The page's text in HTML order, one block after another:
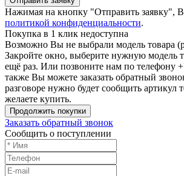
Нажимая на кнопку "Отправить заявку",
политикой конфиденциальности.
Покупка в 1 клик недоступна
Возможно Вы не выбрали модель товара
Закройте окно, выберите нужную модель
ещё раз. Или позвоните нам по телефону
также Вы можете заказать обратный
разговоре нужно будет сообщить артикул
желаете купить.
Продолжить покупки
Заказать обратный звонок
Сообщить о поступлении